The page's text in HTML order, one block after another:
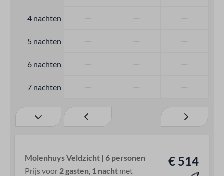
4 nachten
5 nachten
6 nachten
7 nachten
€ 514
Molenhuys Veldzicht | 6 personen
Prijs voor 2 gasten, 1 nacht met